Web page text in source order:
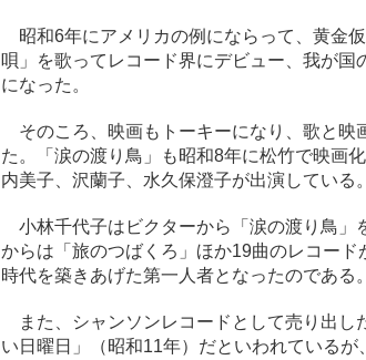
昭和6年にアメリカの例にならって、黄金
唄」を歌ってレコード界にデビュー、我が国
になった。
そのころ、映画もトーキーになり、歌と映
た。「涙の渡り鳥」も昭和8年に松竹で映画
内美子、沢蘭子、水久保澄子が出演している。
小林千代子はビクターから「涙の渡り鳥」
からは「旅のつばくろ」ほか19曲のレコード
時代を築きあげた第一人者となったのである。
また、シャンソンレコードとして売り出し
い日曜日」（昭和11年）だといわれているが